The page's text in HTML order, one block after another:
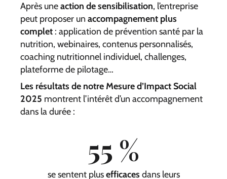
Après uneaction de sensibilisation, l’entreprise
peut proposer un accompagnement plus
complet : application de prévention santé par la
nutrition, webinaires, contenus personnalisés,
coaching nutritionnel individuel, challenges,
plateforme de pilotage…
Les résultats de notre Mesure d’Impact Social
2025 montrent l’intérêt d’un accompagnement
dans la durée :
55 %
se sentent plusefficaces dans leurs